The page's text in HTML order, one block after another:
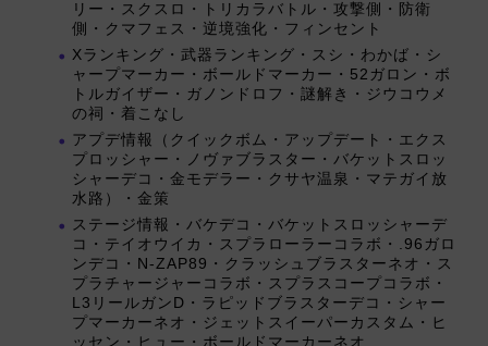
リー・スクスロ・トリカラバトル・攻撃側・防衛
側・クマフェス・逆境強化・フィンセント
Xランキング・武器ランキング・スシ・わかば・シ
ャープマーカー・ボールドマーカー・52ガロン・ボ
トルガイザー・ガノンドロフ・謎解き・ジウコウメ
の祠・着こなし
アプデ情報（クイックボム・アップデート・エクス
プロッシャー・ノヴァブラスター・バケットスロッ
シャーデコ・金モデラー・クサヤ温泉・マテガイ放
水路）・金策
ステージ情報・バケデコ・バケットスロッシャーデ
コ・テイオウイカ・スプラローラーコラボ・.96ガロ
ンデコ・N-ZAP89・クラッシュブラスターネオ・ス
プラチャージャーコラボ・スプラスコープコラボ・
L3リールガンD・ラピッドブラスターデコ・シャー
プマーカーネオ・ジェットスイーパーカスタム・ヒ
ッセン・ヒュー・ボールドマーカーネオ